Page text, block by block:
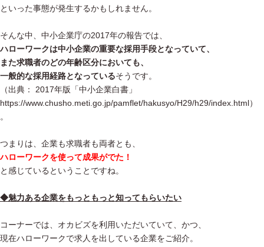
といった事態が発生するかもしれません。
そんな中、中小企業庁の2017年の報告では、
ハローワークは中小企業の重要な採用手段となっていて、
また求職者のどの年齢区分においても、
一般的な採用経路となっているそうです。
（出典： 2017年版「中小企業白書」
https://www.chusho.meti.go.jp/pamflet/hakusyo/H29/h29/index.html）
。
つまりは、企業も求職者も両者とも、
ハローワークを使って成果がでた！
と感じているということですね。
◆魅力ある企業をもっともっと知ってもらいたい
コーナーでは、オカビズを利用いただいていて、かつ、
現在ハローワークで求人を出している企業をご紹介。